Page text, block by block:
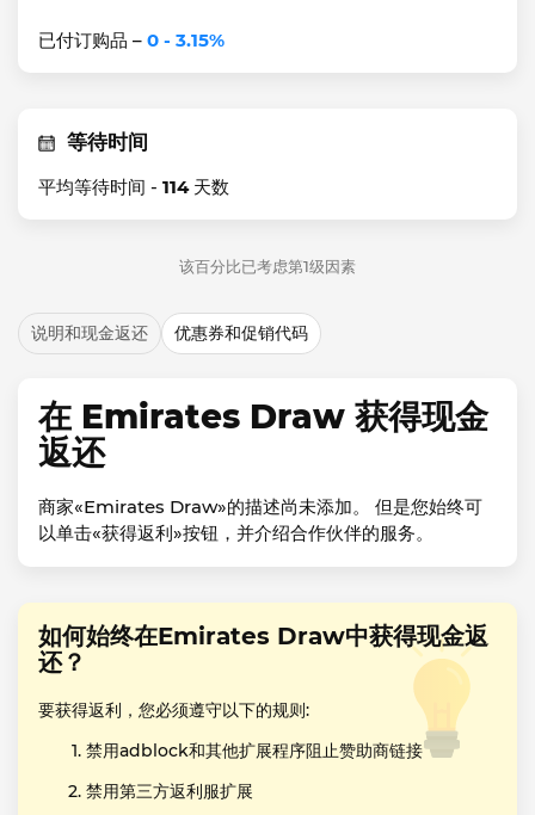
已付订购品 – 0 - 3.15%
等待时间
平均等待时间 - 114天数
该百分比已考虑第1级因素
说明和现金返还 优惠券和促销代码
在 Emirates Draw 获得现金
返还
商家«Emirates Draw»的描述尚未添加。 但是您始终可
以单击«获得返利»按钮，并介绍合作伙伴的服务。
如何始终在Emirates Draw中获得现金返
还？
要获得返利，您必须遵守以下的规则:
禁用adblock和其他扩展程序阻止赞助商链接
禁用第三方返利服扩展